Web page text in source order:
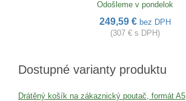
Odošleme v pondelok
249,59 € bez DPH
(307 € s DPH)
Dostupné varianty produktu
Drátěný košík na zákaznický poutač, formát A5